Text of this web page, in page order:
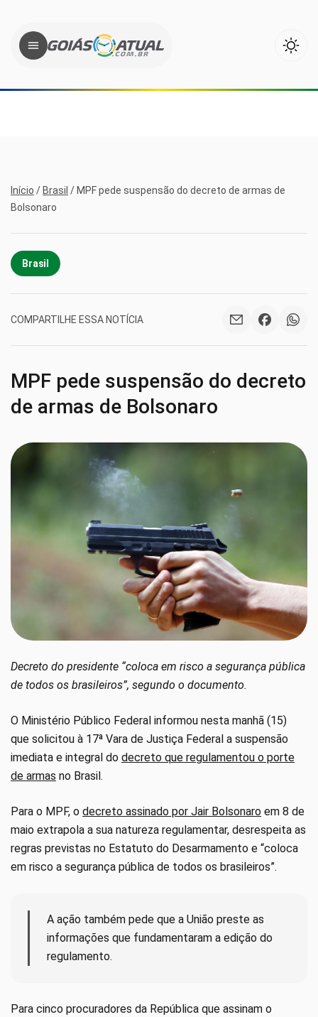
Início / Brasil / MPF pede suspensão do decreto de armas de
Bolsonaro
Brasil
COMPARTILHE ESSA NOTÍCIA
MPF pede suspensão do decreto
de armas de Bolsonaro
Decreto do presidente “coloca em risco a segurança pública
de todos os brasileiros”, segundo o documento.
O Ministério Público Federal informou nesta manhã (15)
que solicitou à 17ª Vara de Justiça Federal a suspensão
imediata e integral do decreto que regulamentou o porte
de armas no Brasil.
Para o MPF, o decreto assinado por Jair Bolsonaro em 8 de
maio extrapola a sua natureza regulamentar, desrespeita as
regras previstas no Estatuto do Desarmamento e “coloca
em risco a segurança pública de todos os brasileiros”.
A ação também pede que a União preste as
informações que fundamentaram a edição do
regulamento.
Para cinco procuradores da República que assinam o